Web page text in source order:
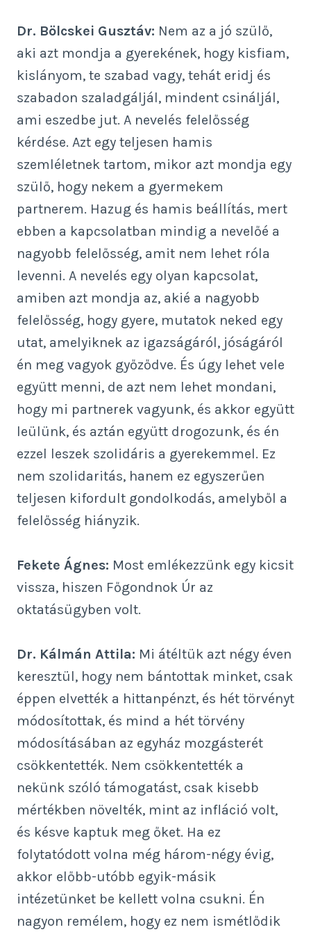
Dr. Bölcskei Gusztáv: Nem az a jó szülő,
aki azt mondja a gyerekének, hogy kisfiam,
kislányom, te szabad vagy, tehát eridj és
szabadon szaladgáljál, mindent csináljál,
ami eszedbe jut. A nevelés felelősség
kérdése. Azt egy teljesen hamis
szemléletnek tartom, mikor azt mondja egy
szülő, hogy nekem a gyermekem
partnerem. Hazug és hamis beállítás, mert
ebben a kapcsolatban mindig a nevelőé a
nagyobb felelősség, amit nem lehet róla
levenni. A nevelés egy olyan kapcsolat,
amiben azt mondja az, akié a nagyobb
felelősség, hogy gyere, mutatok neked egy
utat, amelyiknek az igazságáról, jóságáról
én meg vagyok győződve. És úgy lehet vele
együtt menni, de azt nem lehet mondani,
hogy mi partnerek vagyunk, és akkor együtt
leülünk, és aztán együtt drogozunk, és én
ezzel leszek szolidáris a gyerekemmel. Ez
nem szolidaritás, hanem ez egyszerűen
teljesen kifordult gondolkodás, amelyből a
felelősség hiányzik.
Fekete Ágnes: Most emlékezzünk egy kicsit
vissza, hiszen Főgondnok Úr az
oktatásügyben volt.
Dr. Kálmán Attila: Mi átéltük azt négy éven
keresztül, hogy nem bántottak minket, csak
éppen elvették a hittanpénzt, és hét törvényt
módosítottak, és mind a hét törvény
módosításában az egyház mozgásterét
csökkentették. Nem csökkentették a
nekünk szóló támogatást, csak kisebb
mértékben növelték, mint az infláció volt,
és késve kaptuk meg őket. Ha ez
folytatódott volna még három-négy évig,
akkor előbb-utóbb egyik-másik
intézetünket be kellett volna csukni. Én
nagyon remélem, hogy ez nem ismétlődik